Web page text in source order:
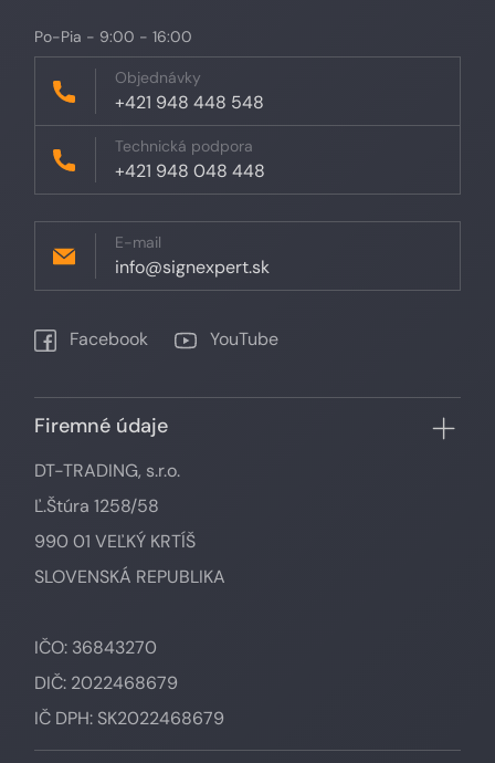
Po-Pia - 9:00 - 16:00
Objednávky
+421 948 448 548
Technická podpora
+421 948 048 448
E-mail
info@signexpert.sk
Facebook YouTube
Firemné údaje
DT-TRADING, s.r.o.
Ľ.Štúra 1258/58
990 01 VEĽKÝ KRTÍŠ
SLOVENSKÁ REPUBLIKA
IČO: 36843270
DIČ: 2022468679
IČ DPH: SK2022468679